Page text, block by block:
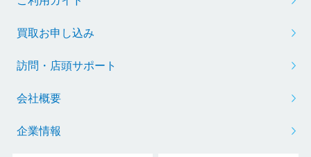
買取お申し込み
訪問・店頭サポート
会社概要
企業情報